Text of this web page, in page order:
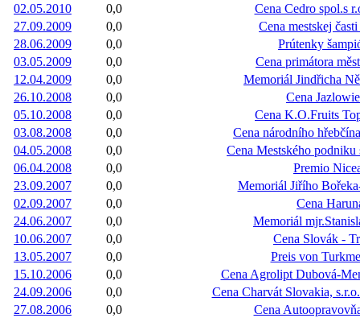
02.05.2010
0,0
Cena Cedro spol.s
27.09.2009
0,0
Cena mestskej
28.06.2009
0,0
Prútenky
03.05.2009
0,0
Cena primátora
12.04.2009
0,0
Memoriál Jindřicha
26.10.2008
0,0
Cena
05.10.2008
0,0
Cena K.O.Fruits
03.08.2008
0,0
Cena národního
04.05.2008
0,0
Cena Mestského podniku
06.04.2008
0,0
Premio
23.09.2007
0,0
Memoriál Jiřího
02.09.2007
0,0
Cena
24.06.2007
0,0
Memoriál
10.06.2007
0,0
Cena Slovák -
13.05.2007
0,0
Preis von
15.10.2006
0,0
Cena Agrolipt Dubová-
24.09.2006
0,0
Cena Charvát Slovakia,
27.08.2006
0,0
Cena